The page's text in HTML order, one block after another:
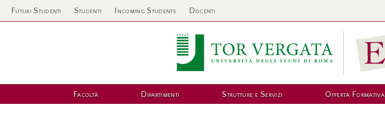
Futuri Studenti Studenti Incoming Students Docenti
Facoltà Dipartimenti Strutture e Servizi Offerta Formativa